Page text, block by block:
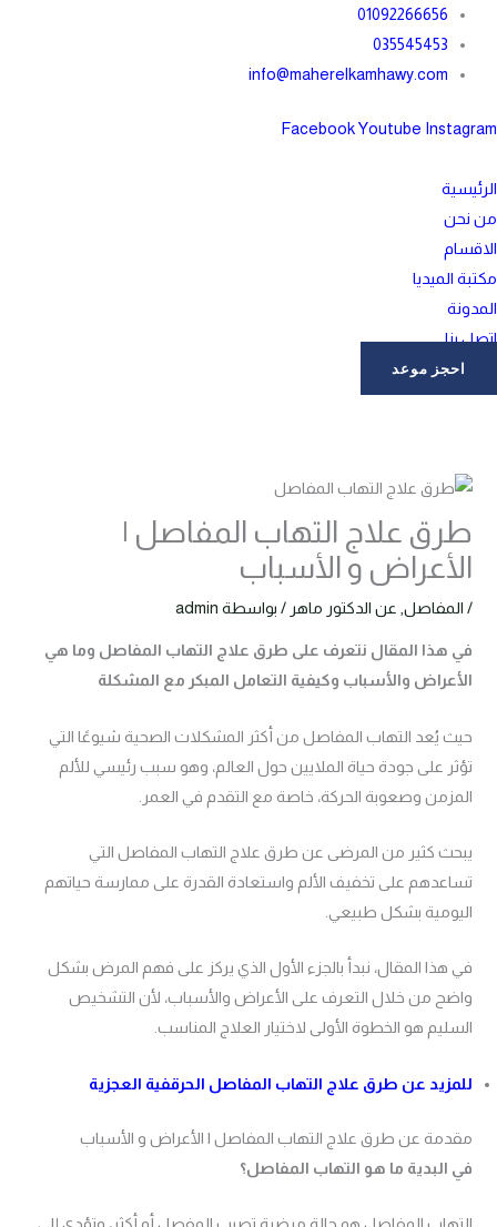
تخطي
المحتوى
01092266656
035545453
info@maherelkamhawy.com
FacebookYoutube Instagram
الرئيسية
من نحن
الاقسام
مكتبة الميديا
المدونة
اتصل بنا
احجز موعد
طرق علاج التهاب المفاصل |
الأعراض و الأسباب
/ المفاصل عن الدكتور ماهر / بواسطة admin
في هذا المقال نتعرف على طرق علاج التهاب المفاصل وما هي
الأعراض والأسباب وكيفية التعامل المبكر مع المشكلة
حيث يُعد التهاب المفاصل من أكثر المشكلات الصحية شيوعًا التي
تؤثر على جودة حياة الملايين حول العالم، وهو سبب رئيسي للألم
المزمن وصعوبة الحركة، خاصة مع التقدم في العمر.
يبحث كثير من المرضى عن طرق علاج التهاب المفاصل التي
تساعدهم على تخفيف الألم واستعادة القدرة على ممارسة حياتهم
اليومية بشكل طبيعي.
في هذا المقال، نبدأ بالجزء الأول الذي يركز على فهم المرض بشكل
واضح من خلال التعرف على الأعراض والأسباب، لأن التشخيص
السليم هو الخطوة الأولى لاختيار العلاج المناسب.
للمزيد عن طرق علاج التهاب المفاصل الحرقفية العجزية
مقدمة عن طرق علاج التهاب المفاصل | الأعراض و الأسباب
في البدية ما هو التهاب المفاصل؟